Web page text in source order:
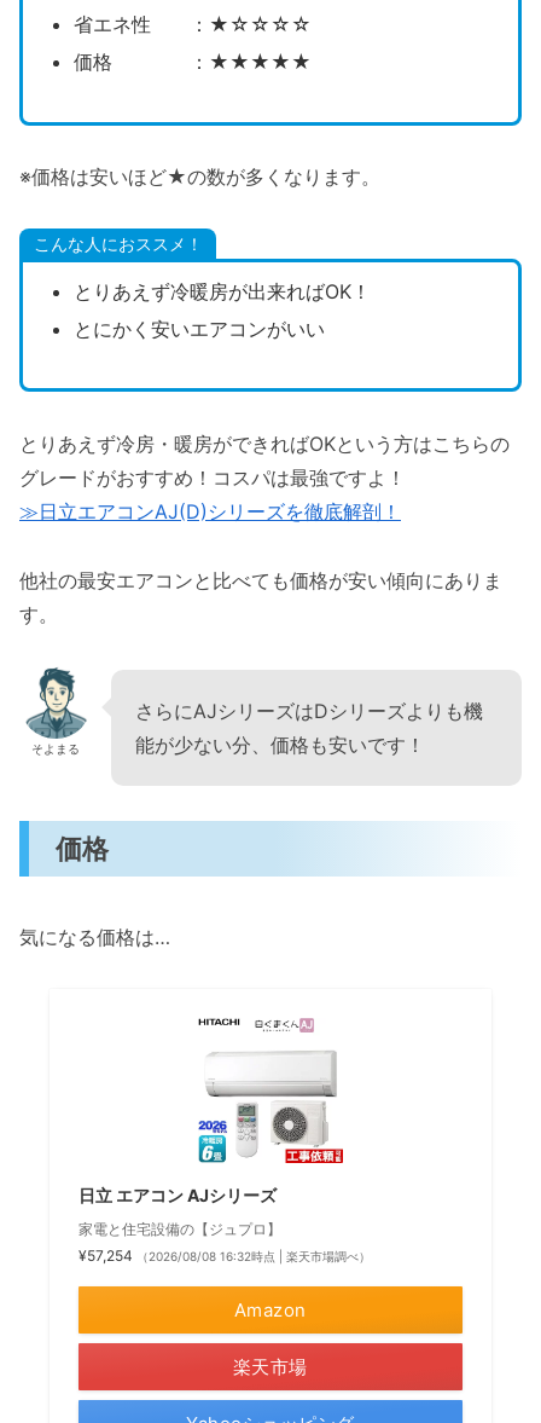
省エネ性 ：★☆☆☆☆
価格 ：★★★★★
※価格は安いほど★の数が多くなります。
こんな人におススメ！
とりあえず冷暖房が出来ればOK！
とにかく安いエアコンがいい
とりあえず冷房・暖房ができればOKという方はこちらの
グレードがおすすめ！コスパは最強ですよ！
≫日立エアコンAJ(D)シリーズを徹底解剖！
他社の最安エアコンと比べても価格が安い傾向にありま
す。
そよまる
さらにAJシリーズはDシリーズよりも機
能が少ない分、価格も安いです！
価格
気になる価格は…
日立 エアコン AJシリーズ
家電と住宅設備の【ジュプロ】
¥57,254
（2026/08/08 16:32時点 | 楽天市場調べ）
Amazon
楽天市場